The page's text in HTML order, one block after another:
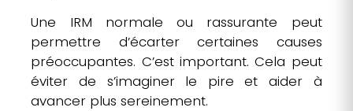
Une IRM normale ou rassurante peut
permettre d’écarter certaines causes
préoccupantes. C’est important. Cela peut
éviter de s’imaginer le pire et aider à
avancer plus sereinement.